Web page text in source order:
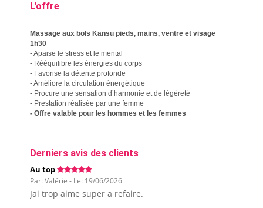
L'offre
Massage aux bols Kansu pieds, mains, ventre et visage
1h30
- Apaise le stress et le mental
- Rééquilibre les énergies du corps
- Favorise la détente profonde
- Améliore la circulation énergétique
- Procure une sensation d’harmonie et de légèreté
- Prestation réalisée par une femme
- Offre valable pour les hommes et les femmes
Derniers avis des clients
Au top
Par: Valérie - Le: 19/06/2026
Jai trop aime super a refaire.